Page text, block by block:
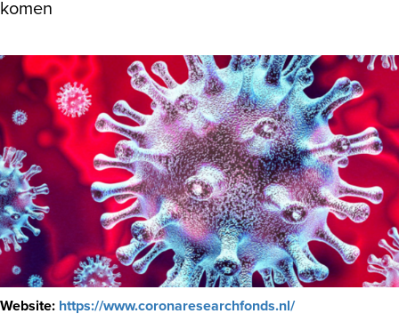
komen
Website: https://www.coronaresearchfonds.nl/